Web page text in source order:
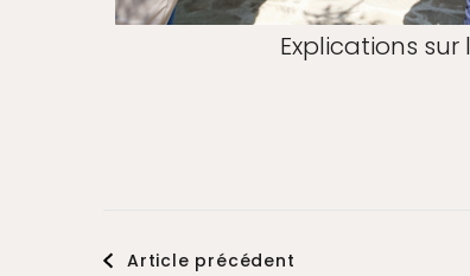
Explications
Article précédent